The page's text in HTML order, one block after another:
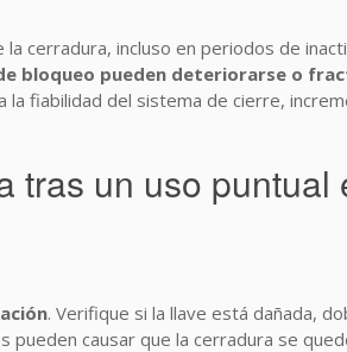
cerradura, incluso en periodos de
bloqueo pueden deteriorarse o
fiabilidad del sistema de cierre,
tras un uso puntual
. Verifique si la llave está dañada,
causar que la cerradura se